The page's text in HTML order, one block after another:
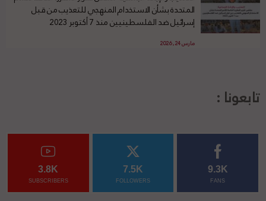
المتحدة بشأن الاستخدام المنهجي للتعذيب من قبل
إسرائيل ضد الفلسطينيين منذ 7 أكتوبر 2023
مارس 24, 2026
تابعونا :
9.3K
FANS
7.5K
FOLLOWERS
3.8K
SUBSCRIBERS